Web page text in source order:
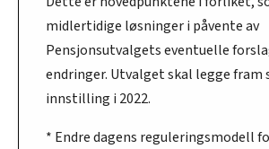
midlertidige løsninger i påvente av
Pensjonsutvalgets eventuelle
endringer. Utvalget skal legge fram
innstilling i 2022.
* Endre dagens reguleringsmodell